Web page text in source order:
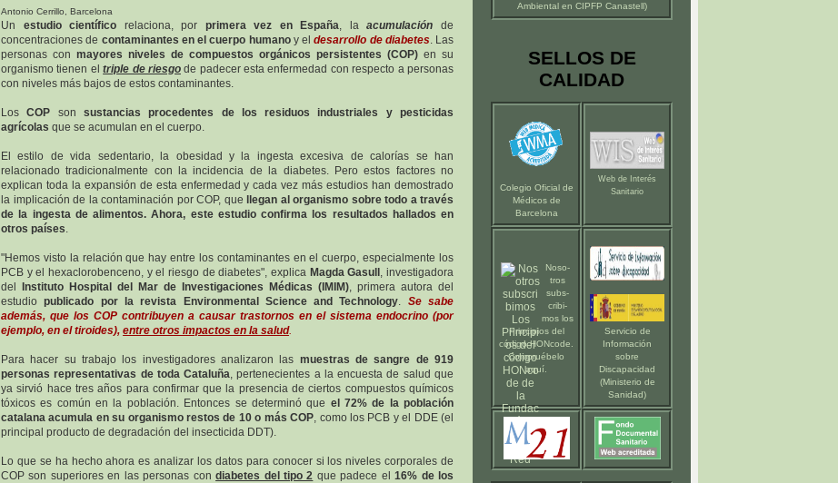
Antonio Cerrillo, Barcelona
Un estudio científico relaciona, por primera vez en España, laacumulación de
concentraciones de contaminantes en el cuerpo humanoy eldesarrollo de diabetes. Las
personas con mayores niveles de compuestos orgánicos persistentes (COP) en su
organismo tienen eltriple de riesgode padecer esta enfermedad con respecto a personas
con niveles más bajos de estos contaminantes.
LosCOP son sustancias procedentes de los residuos industriales y pesticidas
agrícolas que se acumulan en el cuerpo.
El estilo de vida sedentario, la obesidad y la ingesta excesiva de calorías se han
relacionado tradicionalmente con la incidencia de la diabetes. Pero estos factores no
explican toda la expansión de esta enfermedad y cada vez más estudios han demostrado
la implicación de la contaminación por COP, que
llegan al organismo sobre todo a través
de la ingesta de alimentos. Ahora, este estudio confirma los resultados hallados en
otros países.
"Hemos visto la relación que hay entre los contaminantes en el cuerpo, especialmente los
PCB y el hexaclorobenceno, y el riesgo de diabetes", explica Magda Gasull , investigadora
del
Instituto Hospital del Mar de Investigaciones Médicas (IMIM), primera autora del
estudiopublicado por la revista Environmental Science and Technology. Se sabe
además, que los COP contribuyen a causar trastornos en el sistema endocrino (por
ejemplo, en el tiroides), entre otros impactos en la salud.
Para hacer su trabajo los investigadores analizaron las muestras de sangre de 919
personas representativas de toda Cataluña, pertenecientes a la encuesta de salud que
ya sirvió hace tres años para confirmar que la presencia de ciertos compuestos químicos
tóxicos es común en la población. Entonces se determinó que el 72% de la población
catalana acumula en su organismo restos de 10 o más COP, como los PCB y el DDE (el
principal producto de degradación del insecticida DDT).
Lo que se ha hecho ahora es analizar los datos para conocer si los niveles corporales de
COP son superiores en las personas condiabetes del tipo 2 que padece el16% de los
Ambiental en CIPFP Canastell)
SELLOS DE
CALIDAD
Colegio Oficial de
Médicos de
Barcelona
Web de Interés
Sanitario
Noso-
tros
subs-
cribi-
mos los
Principios del
código HONcode
Compruébelo
aquí
Servicio de
Información
sobre
Discapacidad
(Ministerio de
Sanidad)